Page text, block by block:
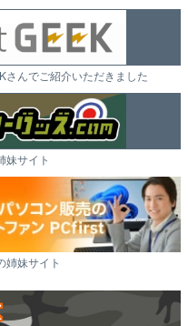
さんでご紹介いただきました
妹サイト
姉妹サイト